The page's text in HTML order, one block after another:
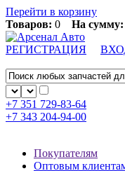
Перейти в корзину
Товаров: 0 На сумму:
РЕГИСТРАЦИЯ
+7 351 729-83-64
+7 343 204-94-00
Покупателям
Оптовым